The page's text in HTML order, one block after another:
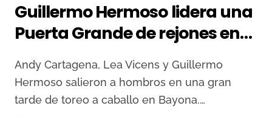
Guillermo Hermoso lidera una
Puerta Grande de rejones en
Bayona
Andy Cartagena, Lea Vicens y Guillermo
Hermoso salieron a hombros en una gran
tarde de toreo a caballo en Bayona.…